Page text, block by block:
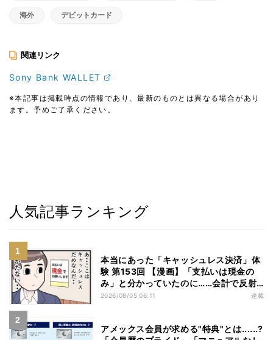
海外 デビットカード
関連リンク
Sony Bank WALLET
※本記事は掲載時点の情報であり、最新のものとは異なる場合があり
ます。予めご了承ください。
人気記事ランキング
本当にあった「キャッシュレス決済」体
験 第153回 【漫画】「支払いは現金の
み」と分かっていたのに……会計で反射
的に出してしまったものは
2026/08/05 06:11 連載
アメックス会員が求める"特典"とは......?